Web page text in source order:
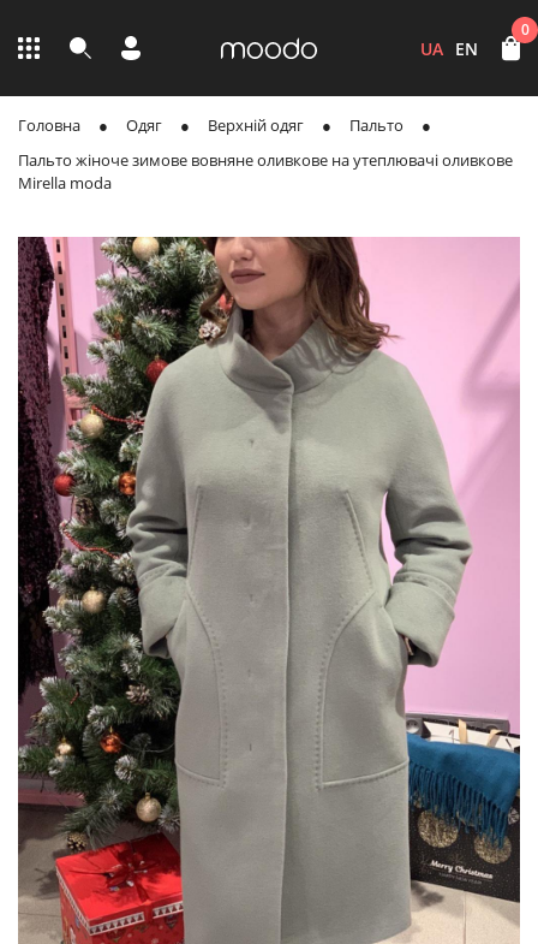
UA EN
0
Головна Одяг Верхній одяг
Пальто
Пальто жіноче зимове вовняне оливкове на утеплювачі оливкове
Mirella moda